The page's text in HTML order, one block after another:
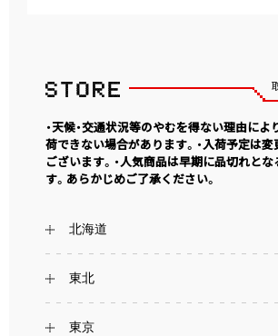
・天候・交通状況等のやむを得ない理由によ
荷できない場合があります。・入荷予定は
ございます。・人気商品は早期に品切れと
す。あらかじめご了承ください。
北海道
東北
東京